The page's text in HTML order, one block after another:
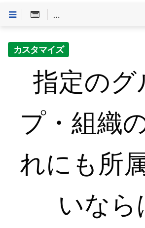
Customineドキュメントへよ
カスタマイズ
指定のグ
プ・組織
れにも所
いなら